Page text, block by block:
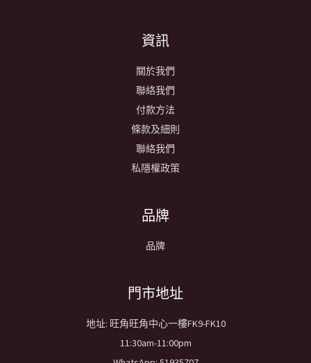
資訊
關於我們
聯絡我們
付款方法
條款及細則
聯絡我們
私隱權政策
品牌
品牌
​門市地址
地址: 旺角旺角中心一樓FK9-FK10
11:30am-11:00pm